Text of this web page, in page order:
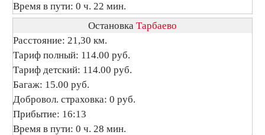
Время в пути: 0 ч. 22 мин.
Остановка Тарбаево
Расстояние: 21,30 км.
Тариф полный: 114.00 руб.
Тариф детский: 114.00 руб.
Багаж: 15.00 руб.
Добровол. страховка: 0 руб.
Прибытие: 16:13
Время в пути: 0 ч. 28 мин.